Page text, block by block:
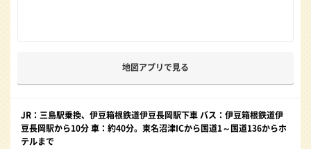
地図アプリで見る
JR：三島駅乗換、伊豆箱根鉄道伊豆長岡駅下車 バス：伊豆箱根鉄道伊
豆長岡駅から10分 車：約40分。東名沼津ICから国道1～国道136からホ
テルまで